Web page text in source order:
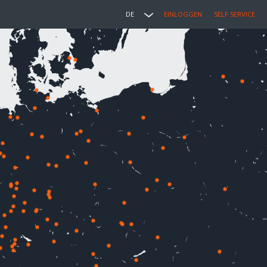
DE EINLOGGEN SELF SERVICE